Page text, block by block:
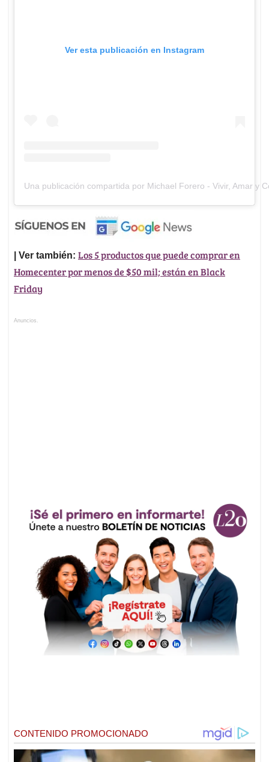
Ver esta publicación en Instagram
Una publicación compartida por Michael Forero - Vivir, Amar y
| Ver también: Los 5 productos que puede comprar en
Homecenter por menos de $50 mil; están en Black
Friday
Anuncios.